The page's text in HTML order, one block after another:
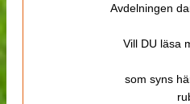
Avdelningen
Vill DU läsa
som syns